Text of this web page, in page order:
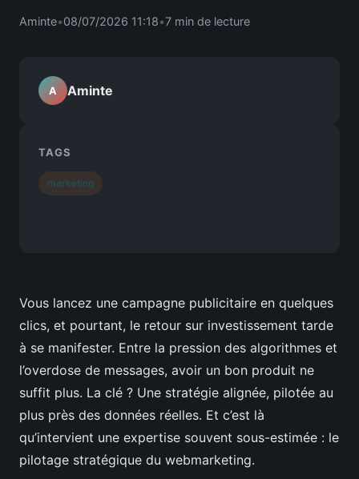
Aminte•08/07/2026 11:18•7 min de lecture
Vous lancez une campagne publicitaire en quelques
clics, et pourtant, le retour sur investissement tarde
à se manifester. Entre la pression des algorithmes et
l’overdose de messages, avoir un bon produit ne
suffit plus. La clé ? Une stratégie alignée, pilotée au
plus près des données réelles. Et c’est là
qu’intervient une expertise souvent sous-estimée : le
pilotage stratégique du webmarketing.
A Aminte
TAGS
marketing